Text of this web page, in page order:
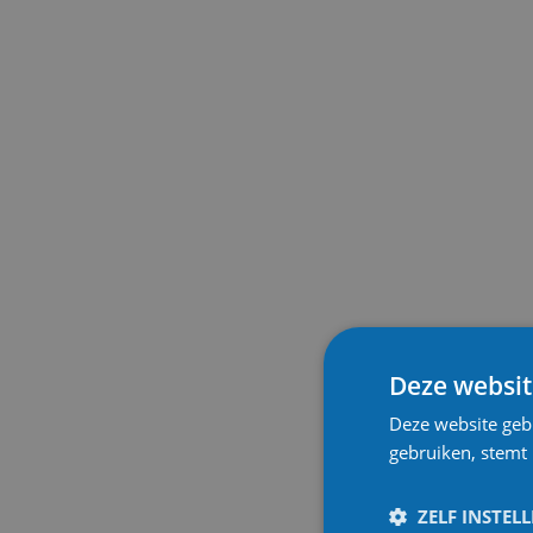
Deze
Deze website
gebruiken,
ZELF